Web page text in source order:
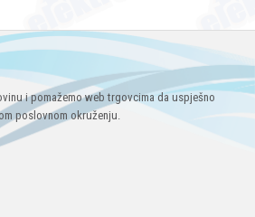
i pomažemo web trgovcima da uspješno
poslovnom okruženju.